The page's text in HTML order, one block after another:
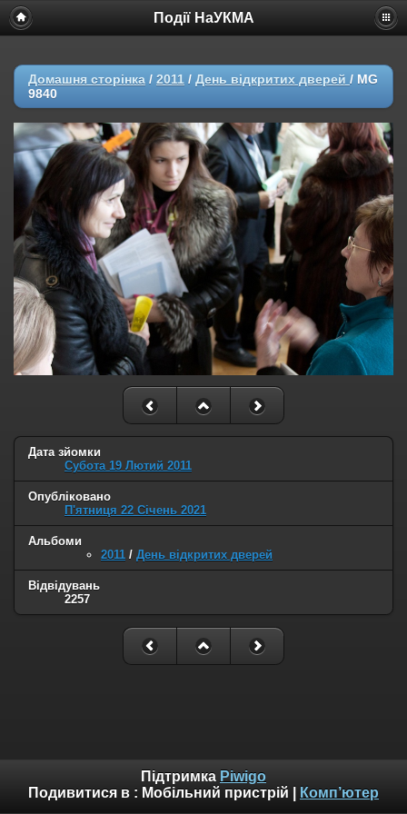
Події НаУКМА
Домашня сторінка / 2011 / День відкритих дверей / MG
9840
Дата зйомки
Субота 19 Лютий 2011
Опубліковано
П'ятниця 22 Січень 2021
Альбоми
2011 / День відкритих дверей
Відвідувань
2257
Підтримка Piwigo
Подивитися в : Мобільний пристрій Комп’ютер